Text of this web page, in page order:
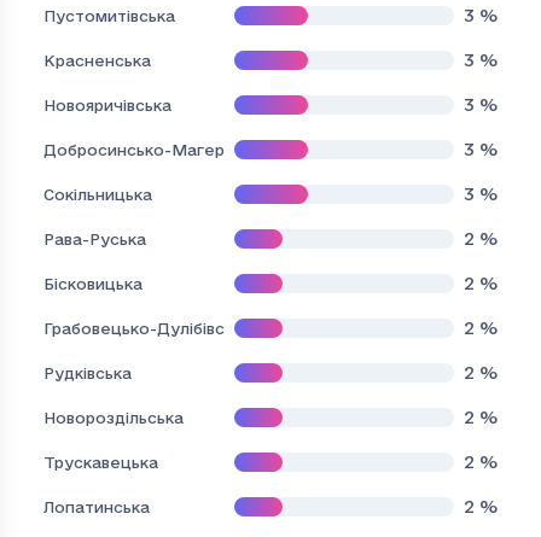
Пустомитівська 3 %
Красненська 3 %
Новояричівська 3 %
Добросинсько-Магерівська 3 %
Сокільницька 3 %
Рава-Руська 2 %
Бісковицька 2 %
Грабовецько-Дулібівська 2 %
Рудківська 2 %
Новороздільська 2 %
Трускавецька 2 %
Лопатинська 2 %